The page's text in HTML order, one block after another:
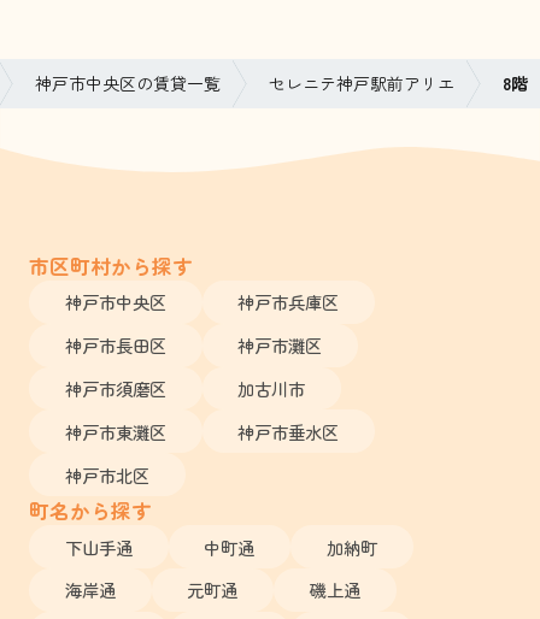
神戸市中央区の賃貸一覧 セレニテ神戸駅前アリエ 8階
市区町村から探す
神戸市中央区
神戸市兵庫区
神戸市長田区
神戸市灘区
神戸市須磨区
加古川市
神戸市東灘区
神戸市垂水区
神戸市北区
町名から探す
下山手通 中町通
加納町
海岸通
元町通
磯上通